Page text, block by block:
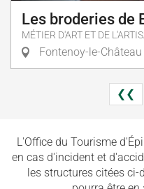
Les broderies de
MÉTIER D'ART ET DE
Fontenoy-le-Château
❮❮
L'Office du Tourisme
en cas d'incident et
les structures citées ci-